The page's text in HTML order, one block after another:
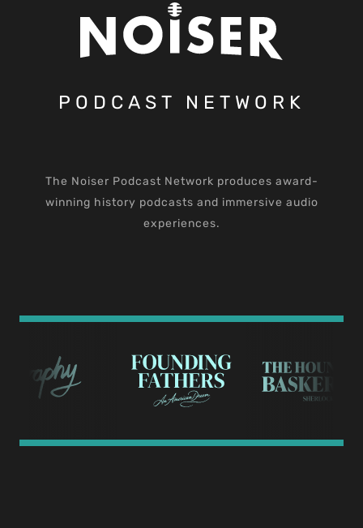
PODCAST NETWORK
The Noiser Podcast Network produces award-
winning history podcasts and immersive audio
experiences.